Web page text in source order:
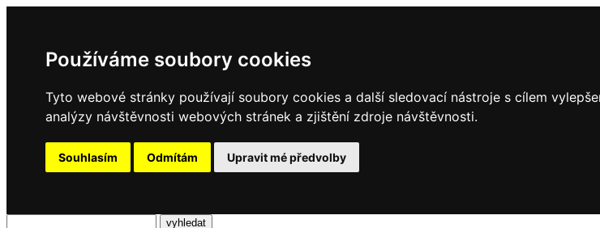
Používáme soubory cookies
Tyto webové stránky používají soubory cookies a další sledovací nástroje s cílem
analýzy návštěvnosti webových stránek a zjištění zdroje návštěvnosti.
Souhlasím Odmítám Upravit mé předvolby